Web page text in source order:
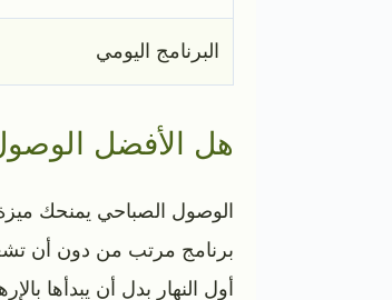
البرنامج اليومي
هل الأفضل
الوصول الصباحي يمنحك
برنامج مرتب من دون أن
أول النهار بدل أن يبدأها